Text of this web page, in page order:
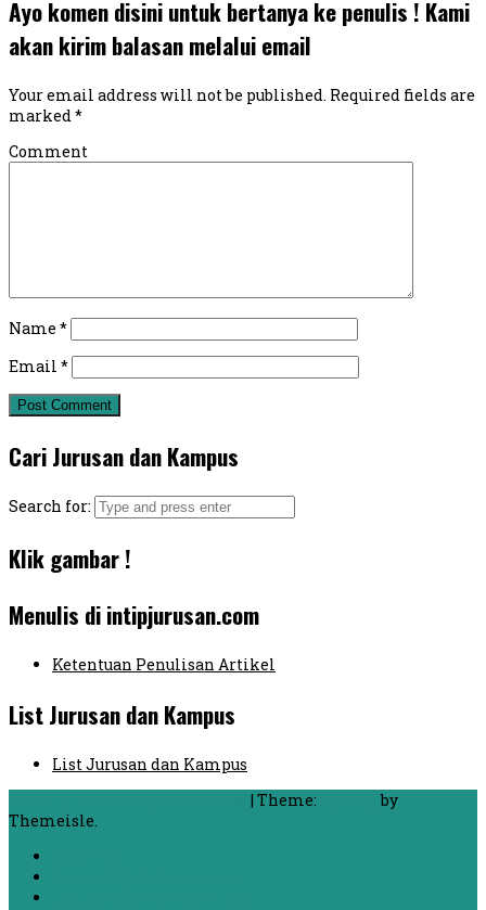
Ayo komen disini untuk bertanya ke penulis ! Kami
akan kirim balasan melalui email
Your email address will not be published. Required fields are
marked *
Comment
Name *
Email *
Cari Jurusan dan Kampus
Search for:
Klik gambar !
Menulis di intipjurusan.com
Ketentuan Penulisan Artikel
List Jurusan dan Kampus
List Jurusan dan Kampus
| Theme:
by
Themeisle.